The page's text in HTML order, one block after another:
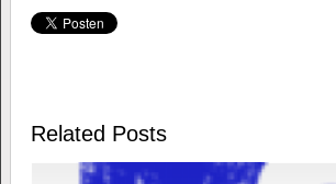
Related Posts